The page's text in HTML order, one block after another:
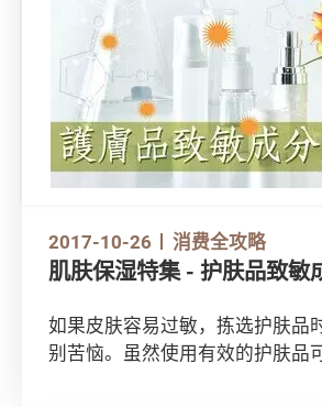
2017-10-26 消费全攻略
肌肤保湿特集 - 护肤品致敏
如果皮肤容易过敏，拣选护肤品
别苦恼。虽然使用有效的护肤品